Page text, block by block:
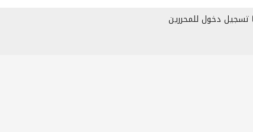
تسجيل دخول للمحررين